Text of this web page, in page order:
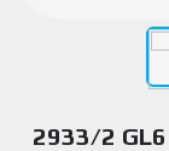
2933/2 GL6